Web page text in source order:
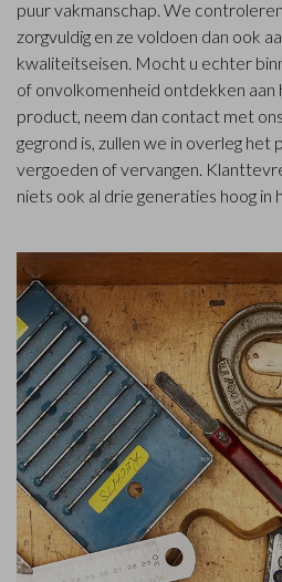
puur vakmanschap. We
zorgvuldig en ze voldoen dan ook
kwaliteitseisen. Mocht u echter
of onvolkomenheid ontdekken aan
product, neem dan contact met
gegrond is, zullen we in overleg het
vergoeden of vervangen.
niets ook al drie generaties hoog in